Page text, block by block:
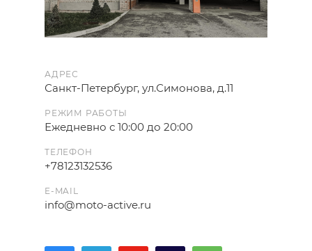
АДРЕС
Санкт-Петербург, ул.Симонова, д.11
РЕЖИМ РАБОТЫ
Ежедневно с 10:00 до 20:00
ТЕЛЕФОН
+78123132536
E-MAIL
info@moto-active.ru